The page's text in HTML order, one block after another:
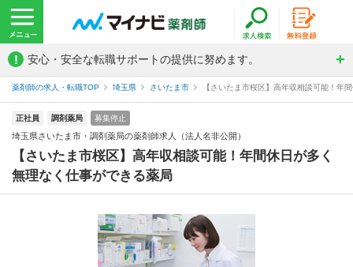
! 安心・安全な転職サポートの提供に努めます。
薬剤師の求人・転職TOP 埼玉県 さいたま市 【さいたま市桜区】高年収相談可能！年
正社員 調剤薬局 募集停止
埼玉県さいたま市・調剤薬局の薬剤師求人（法人名非公開）
【さいたま市桜区】高年収相談可能！年間休日が多く
無理なく仕事ができる薬局